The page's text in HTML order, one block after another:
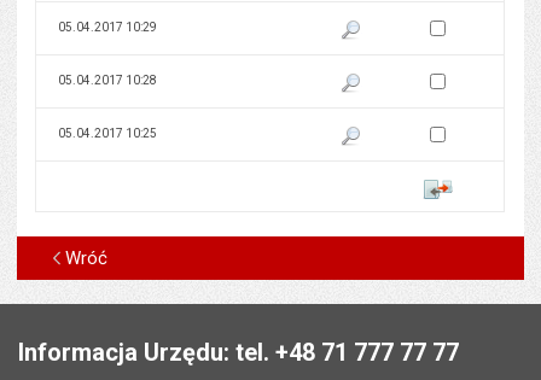
05.04.2017 10:29 Pokaż podgląd wersji z dnia
Zaznacz wersję do
05.04.2017 10:28 Pokaż podgląd wersji z dnia
Zaznacz wersję do
05.04.2017 10:25 Pokaż podgląd wersji z dnia
Zaznacz wersję do
Porównaj
Wróć
Informacja Urzędu: tel. +48 71 777 77 77